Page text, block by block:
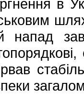
в
напад